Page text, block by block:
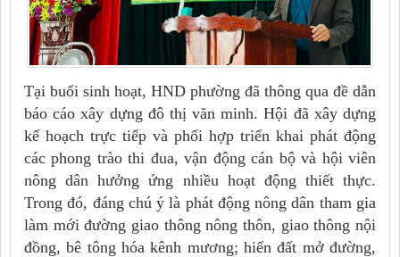
Tại buổi sinh hoạt, HND phường đã thông qua đề dẫn
báo cáo xây dựng đô thị văn minh. Hội đã xây dựng
kế hoạch trực tiếp và phối hợp triển khai phát động
các phong trào thi đua, vận động cán bộ và hội viên
nông dân hưởng ứng nhiều hoạt động thiết thực.
Trong đó, đáng chú ý là phát động nông dân tham gia
làm mới đường giao thông nông thôn, giao thông nội
đồng, bê tông hóa kênh mương; hiến đất mở đường,